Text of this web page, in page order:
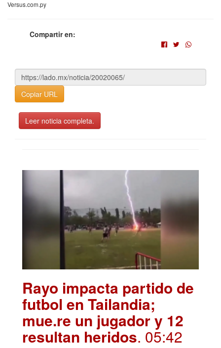
Versus.com.py
Compartir en:
Copiar URL
Leer noticia completa.
Rayo impacta partido de
futbol en Tailandia;
mue.re un jugador y 12
resultan heridos. 05:42